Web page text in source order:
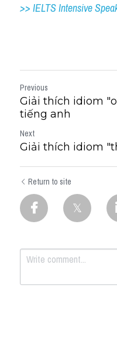
>> IELTS Intensive
Previous
Giải thích idiom
tiếng anh
Next
Giải thích idiom
Return to site